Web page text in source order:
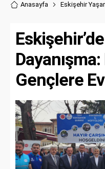
Anasayfa Eskişehir
Gençlere